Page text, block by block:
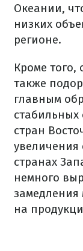
Океании,
низких
регионе.
Кроме того,
также
главным
стран
странах
немного
замедления
на